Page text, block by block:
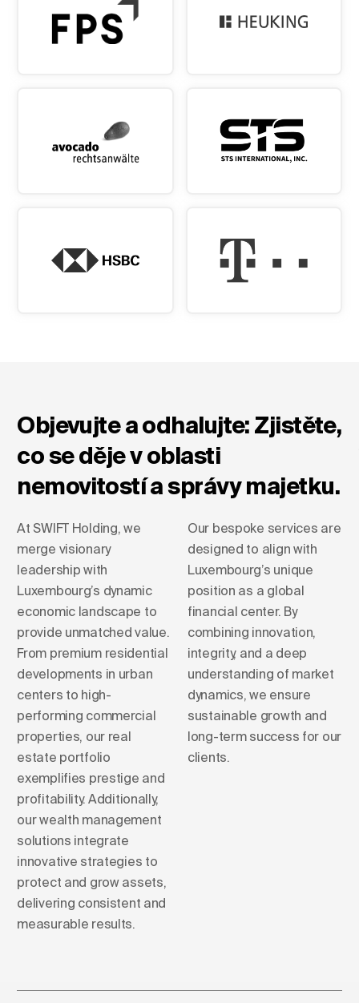
Objevujte a odhalujte: Zjistěte,
co se děje v oblasti
nemovitostí a správy majetku.
At SWIFT Holding, we
merge visionary
leadership with
Luxembourg’s dynamic
economic landscape to
provide unmatched value.
From premium residential
developments in urban
centers to high-
performing commercial
properties, our real
estate portfolio
exemplifies prestige and
profitability. Additionally,
our wealth management
solutions integrate
innovative strategies to
protect and grow assets,
delivering consistent and
measurable results.
Our bespoke services are
designed to align with
Luxembourg’s unique
position as a global
financial center. By
combining innovation,
integrity, and a deep
understanding of market
dynamics, we ensure
sustainable growth and
long-term success for our
clients.